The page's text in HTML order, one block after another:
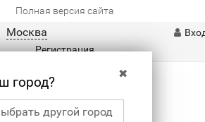
Полная версия сайта
Москва
✖
город?
другой город
Регистрация